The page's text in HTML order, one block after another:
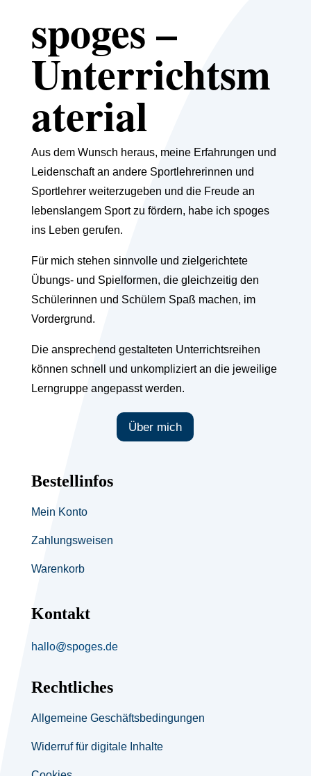
spoges –
Unterrichtsm
aterial
Aus dem Wunsch heraus, meine Erfahrungen und
Leidenschaft an andere Sportlehrerinnen und
Sportlehrer weiterzugeben und die Freude an
lebenslangem Sport zu fördern, habe ich spoges
ins Leben gerufen.
Für mich stehen sinnvolle und zielgerichtete
Übungs- und Spielformen, die gleichzeitig den
Schülerinnen und Schülern Spaß machen, im
Vordergrund.
Die ansprechend gestalteten Unterrichtsreihen
können schnell und unkompliziert an die jeweilige
Lerngruppe angepasst werden.
Über mich
Bestellinfos
Mein Konto
Zahlungsweisen
Warenkorb
Kontakt
hallo@spoges.de
Rechtliches
Allgemeine Geschäftsbedingungen
Widerruf für digitale Inhalte